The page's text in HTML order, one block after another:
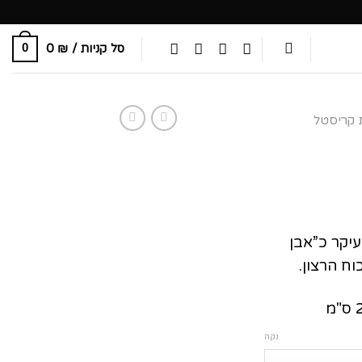
סל קניות / 0 ₪
0
קריסטל
כ”אבן
הרצון.
נקה